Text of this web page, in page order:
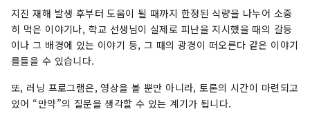
지진 재해 발생 후부터 도움이 될 때까지 한정된 식량을 나누어 소중
히 먹은 이야기나, 학교 선생님이 실제로 피난을 지시했을 때의 갈등
이나 그 배경에 있는 이야기 등, 그 때의 광경이 떠오른다 같은 이야기
를들을 수 있습니다.
또, 러닝 프로그램은, 영상을 볼 뿐만 아니라, 토론의 시간이 마련되고
있어 “만약”의 질문을 생각할 수 있는 계기가 됩니다.